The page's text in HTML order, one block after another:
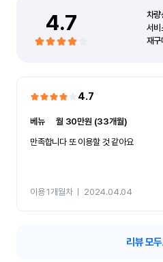
4.7 차량
서비
재구
4.7
베뉴ㅣ월 30만원 (33개월)
만족합니다 또 이용할 것 같아요
이용 1개월차ㅣ 2024.04.04
리뷰 모두